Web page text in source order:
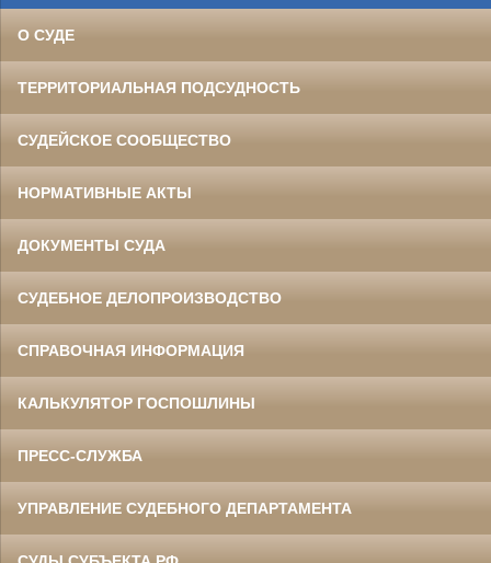
О СУДЕ
ТЕРРИТОРИАЛЬНАЯ ПОДСУДНОСТЬ
СУДЕЙСКОЕ СООБЩЕСТВО
НОРМАТИВНЫЕ АКТЫ
ДОКУМЕНТЫ СУДА
СУДЕБНОЕ ДЕЛОПРОИЗВОДСТВО
СПРАВОЧНАЯ ИНФОРМАЦИЯ
КАЛЬКУЛЯТОР ГОСПОШЛИНЫ
ПРЕСС-СЛУЖБА
УПРАВЛЕНИЕ СУДЕБНОГО ДЕПАРТАМЕНТА